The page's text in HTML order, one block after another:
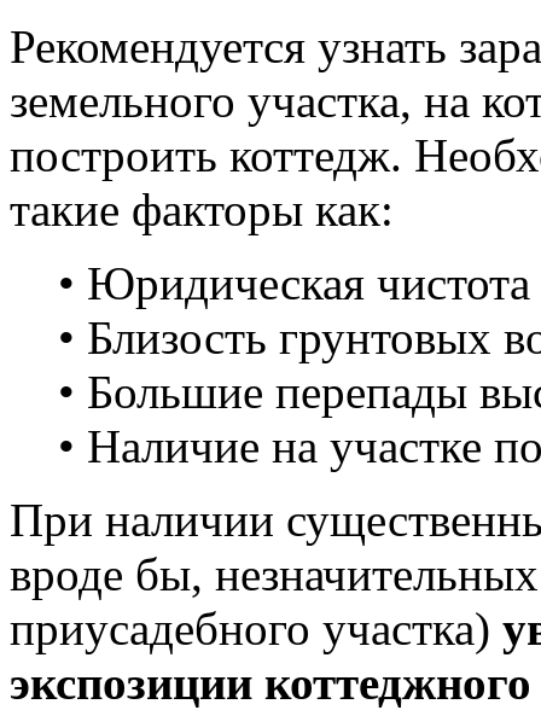
Рекомендуется узнать
земельного участка, на
построить коттедж.
такие факторы как:
• Юридическая чистота
• Близость грунтовых
• Большие перепады
• Наличие на участке
При наличии
вроде бы,
приусадебного участка)
экспозиции